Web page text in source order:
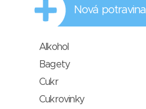
Nová potravina
Alkohol
Bagety
Cukr
Cukrovinky